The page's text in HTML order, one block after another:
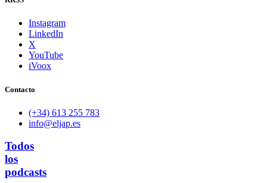
Instagram
LinkedIn
X
YouTube
iVoox
Contacto
(+34) 613 255 783
info@eljap.es
Todos
los
podcasts